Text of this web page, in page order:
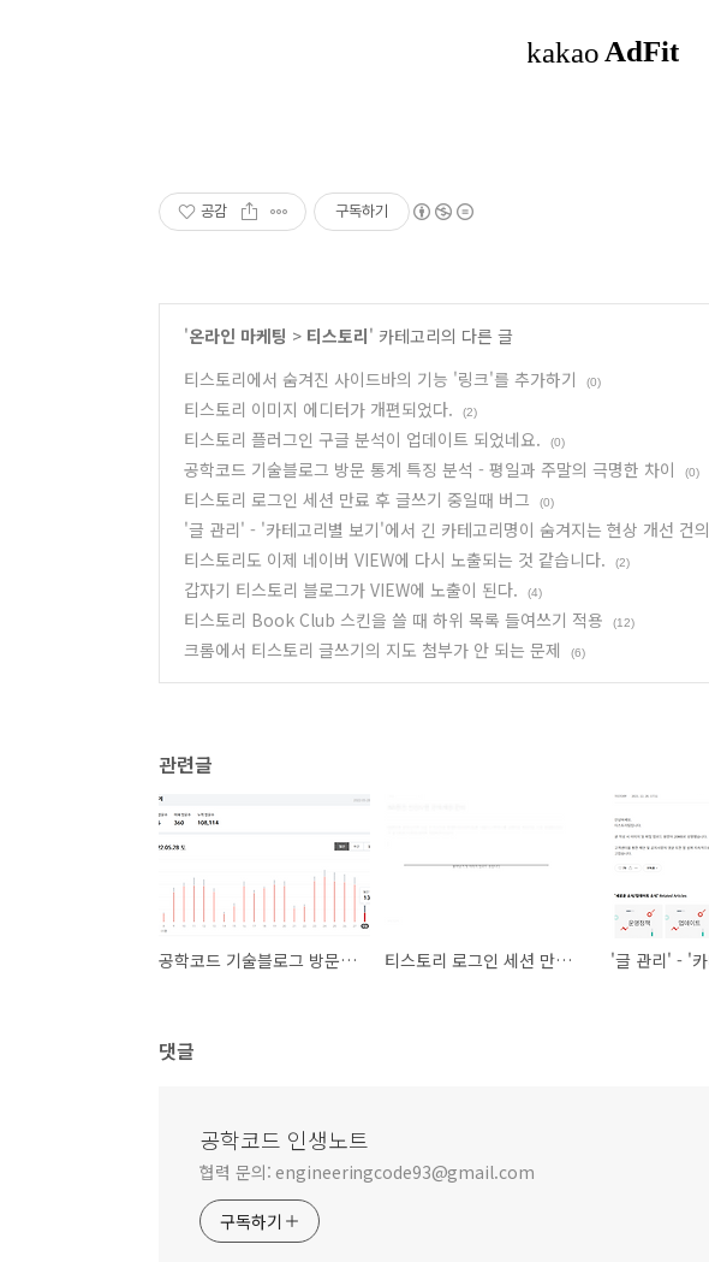
공감 구독하기
'온라인 마케팅 > 티스토리' 카테고리의 다른 글
티스토리에서 숨겨진 사이드바의 기능 '링크'를 추가하기
(0)
티스토리 이미지 에디터가 개편되었다. (2)
티스토리 플러그인 구글 분석이 업데이트 되었네요. (0)
공학코드 기술블로그 방문 통계 특징 분석 - 평일과 주말의 극명한 차이 (0)
티스토리 로그인 세션 만료 후 글쓰기 중일때 버그 (0)
'글 관리' - '카테고리별 보기'에서 긴 카테고리명이 숨겨지는 현상 개선 건의
티스토리도 이제 네이버 VIEW에 다시 노출되는 것 같습니다. (2)
갑자기 티스토리 블로그가 VIEW에 노출이 된다. (4)
티스토리 Book Club 스킨을 쓸 때 하위 목록 들여쓰기 적용 (12)
크롬에서 티스토리 글쓰기의 지도 첨부가 안 되는 문제 (6)
관련글
공학코드 기술블로그 방문 통계 특징 분석 - 평일과 주말의 극명한 차이 티스토리 로그인 세션 만료 후 글쓰기 중일때 버그
댓글
공학코드 인생노트
협력 문의: engineeringcode93@gmail.com
구독하기